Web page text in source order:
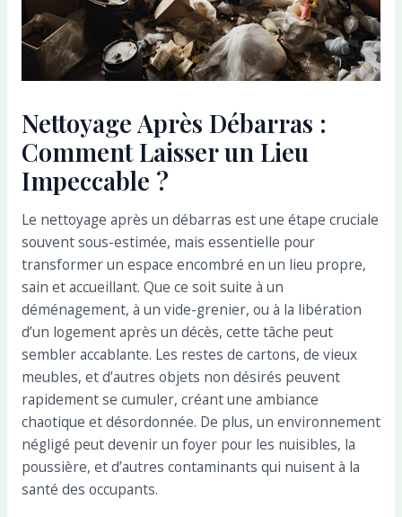
Nettoyage Après Débarras :
Comment Laisser un Lieu
Impeccable ?
Le nettoyage après un débarras est une étape cruciale
souvent sous-estimée, mais essentielle pour
transformer un espace encombré en un lieu propre,
sain et accueillant. Que ce soit suite à un
déménagement, à un vide-grenier, ou à la libération
d’un logement après un décès, cette tâche peut
sembler accablante. Les restes de cartons, de vieux
meubles, et d’autres objets non désirés peuvent
rapidement se cumuler, créant une ambiance
chaotique et désordonnée. De plus, un environnement
négligé peut devenir un foyer pour les nuisibles, la
poussière, et d’autres contaminants qui nuisent à la
santé des occupants.